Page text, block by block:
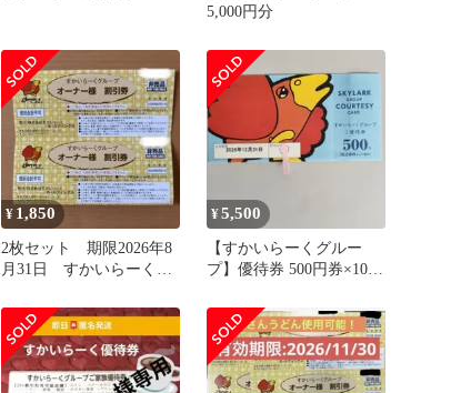
5,000円分
¥ 1,850
2枚セット 期限2026年8
月31日 すかいらーくグ
¥5,500
【すかいらーくグルー
プ】優待券 500円券×10枚